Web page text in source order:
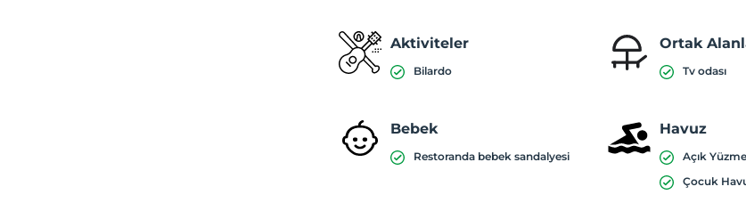
Aktiviteler
Bilardo
Ortak
Tv odası
Bebek
Restoranda bebek sandalyesi
Havuz
Açık
Çocuk